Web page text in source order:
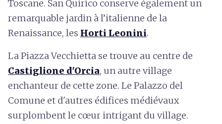
Toscane. San Quirico conserve également un
remarquable jardin à l’italienne de la
Renaissance, les Horti Leonini.
La Piazza Vecchietta se trouve au centre de
Castiglione d'Orcia, un autre village
enchanteur de cette zone. Le Palazzo del
Comune et d'autres édifices médiévaux
surplombent le cœur intrigant du village.